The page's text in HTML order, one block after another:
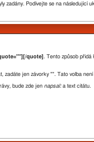
zadány. Podívejte se na následující
quote] . Tento způsob přidá
zadáte jen závorky "". Tato volba není
bude zde jen napsal:a text citátu.